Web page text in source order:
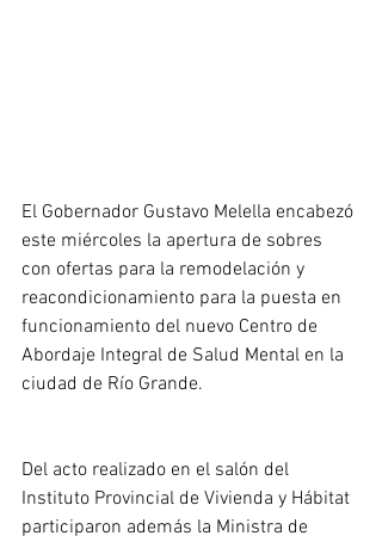
El Gobernador Gustavo Melella encabezó
este miércoles la apertura de sobres
con ofertas para la remodelación y
reacondicionamiento para la puesta en
funcionamiento del nuevo Centro de
Abordaje Integral de Salud Mental en la
ciudad de Río Grande.
Del acto realizado en el salón del
Instituto Provincial de Vivienda y Hábitat
participaron además la Ministra de